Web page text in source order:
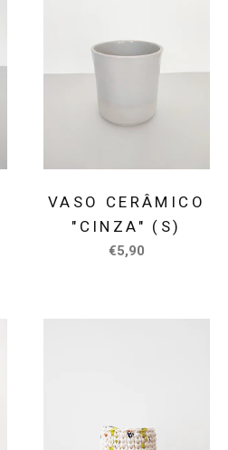
VASO CERÂMICO
"CINZA" (S)
€5,90